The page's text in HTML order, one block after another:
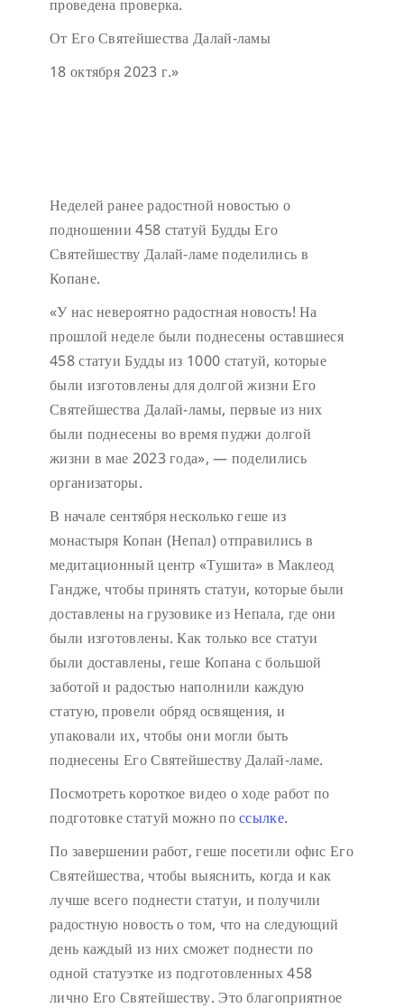
проведена проверка.
От Его Святейшества Далай-ламы
18 октября 2023 г.»
Неделей ранее радостной новостью о
подношении 458 статуй Будды Его
Святейшеству Далай-ламе поделились в
Копане.
«У нас невероятно радостная новость! На
прошлой неделе были поднесены оставшиеся
458 статуи Будды из 1000 статуй, которые
были изготовлены для долгой жизни Его
Святейшества Далай-ламы, первые из них
были поднесены во время пуджи долгой
жизни в мае 2023 года», — поделились
организаторы.
В начале сентября несколько геше из
монастыря Копан (Непал) отправились в
медитационный центр «Тушита» в Маклеод
Гандже, чтобы принять статуи, которые были
доставлены на грузовике из Непала, где они
были изготовлены. Как только все статуи
были доставлены, геше Копана с большой
заботой и радостью наполнили каждую
статую, провели обряд освящения, и
упаковали их, чтобы они могли быть
поднесены Его Святейшеству Далай-ламе.
Посмотреть короткое видео о ходе работ по
подготовке статуй можно поссылке.
По завершении работ, геше посетили офис Его
Святейшества, чтобы выяснить, когда и как
лучше всего поднести статуи, и получили
радостную новость о том, что на следующий
день каждый из них сможет поднести по
одной статуэтке из подготовленных 458
лично Его Святейшеству. Это благоприятное